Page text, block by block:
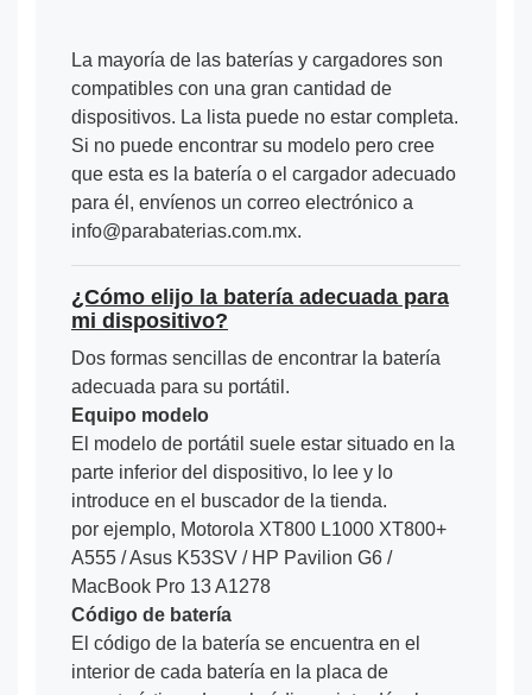
La mayoría de las baterías y cargadores son
compatibles con una gran cantidad de
dispositivos. La lista puede no estar completa.
Si no puede encontrar su modelo pero cree
que esta es la batería o el cargador adecuado
para él, envíenos un correo electrónico a
info@parabaterias.com.mx.
¿Cómo elijo la batería adecuada para
mi dispositivo?
Dos formas sencillas de encontrar la batería
adecuada para su portátil.
Equipo modelo
El modelo de portátil suele estar situado en la
parte inferior del dispositivo, lo lee y lo
introduce en el buscador de la tienda.
por ejemplo, Motorola XT800 L1000 XT800+
A555 / Asus K53SV / HP Pavilion G6 /
MacBook Pro 13 A1278
Código de batería
El código de la batería se encuentra en el
interior de cada batería en la placa de